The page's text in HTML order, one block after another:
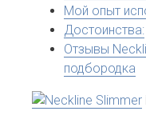
Мой опыт
Достоинства:
Отзывы
подбородка